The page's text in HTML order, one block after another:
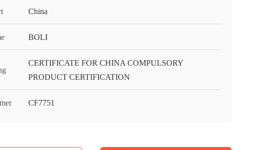
China
BOLI
CERTIFICATE FOR CHINA COMPULSORY
PRODUCT CERTIFICATION
CF7751